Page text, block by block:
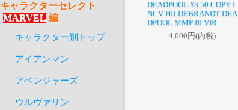
DEADPOOL #3 50 COPY I
NCV HILDEBRANDT DEA
DPOOL MMP III VIR
4,000円(内税)
キャラクターセレクト
MARVEL 編
キャラクター別トップ
アイアンマン
アベンジャーズ
ウルヴァリン